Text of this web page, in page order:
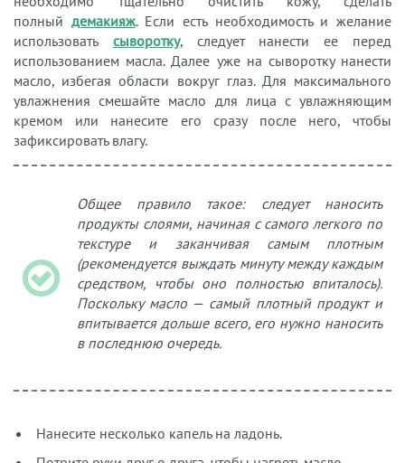
полный демакияж. Если есть необходимость и желание
использовать
сыворотку, следует нанести ее перед
использованием масла. Далее уже на сыворотку нанести
масло, избегая области вокруг глаз. Для максимального
увлажнения смешайте масло для лица с увлажняющим
кремом или нанесите его сразу после него, чтобы
зафиксировать влагу.
Общее правило такое: следует наносить
продукты слоями, начиная с самого легкого по
текстуре и заканчивая самым плотным
(рекомендуется выждать минуту между каждым
средством, чтобы оно полностью впиталось).
Поскольку масло — самый плотный продукт и
впитывается дольше всего, его нужно наносить
в последнюю очередь.
Нанесите несколько капель на ладонь.